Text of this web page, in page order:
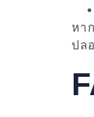
หา
ปล